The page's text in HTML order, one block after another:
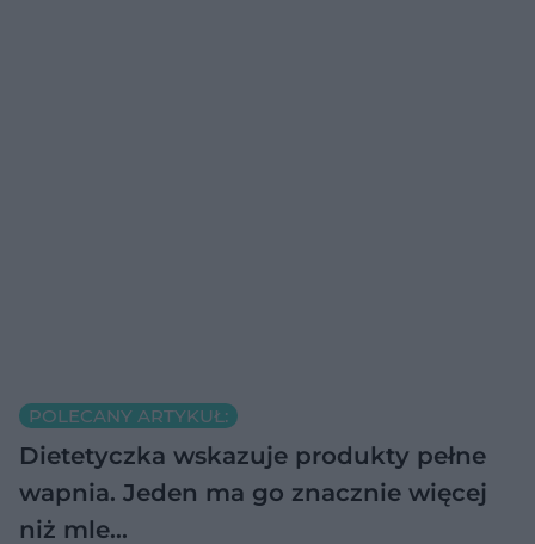
POLECANY ARTYKUŁ:
Dietetyczka wskazuje produkty pełne
wapnia. Jeden ma go znacznie więcej
niż mle…